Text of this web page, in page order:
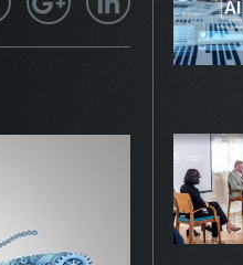
cookies, algumas partes
Habilitado
parceiros de publicidade e
seus interesses e, a
você em outros sites. As